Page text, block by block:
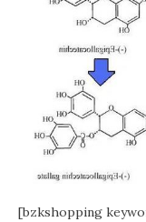
[bzkshopping